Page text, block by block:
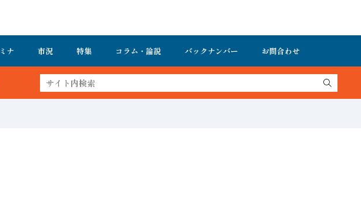
ナ 市況 特集 コラム・論説 バックナンバー お問合わせ